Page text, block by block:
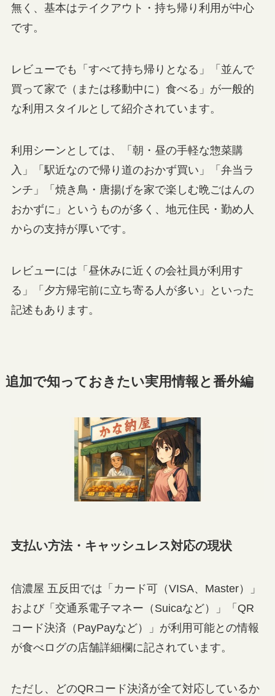
無く、基本はテイクアウト・持ち帰り利用が中心
です。
レビューでも「すべて持ち帰りとなる」「並んで
買って家で（または移動中に）食べる」が一般的
な利用スタイルとして紹介されています。
利用シーンとしては、「朝・昼の手軽な惣菜購
入」「駅近なので帰り道のおかず買い」「弁当ラ
ンチ」「焼き鳥・唐揚げを家で楽しむ晩ごはんの
おかずに」というものが多く、地元住民・勤め人
からの支持が厚いです。
レビューには「昼休みに近くの会社員が利用す
る」「夕方帰宅前に立ち寄る人が多い」といった
記述もあります。
追加で知っておきたい実用情報と番外編
支払い方法・キャッシュレス対応の現状
信濃屋 五反田では「カード可（VISA、Master）」
および「交通系電子マネー（Suicaなど）」「QR
コード決済（PayPayなど）」が利用可能との情報
が食べログの店舗詳細欄に記されています。
ただし、どのQRコード決済が全て対応しているか